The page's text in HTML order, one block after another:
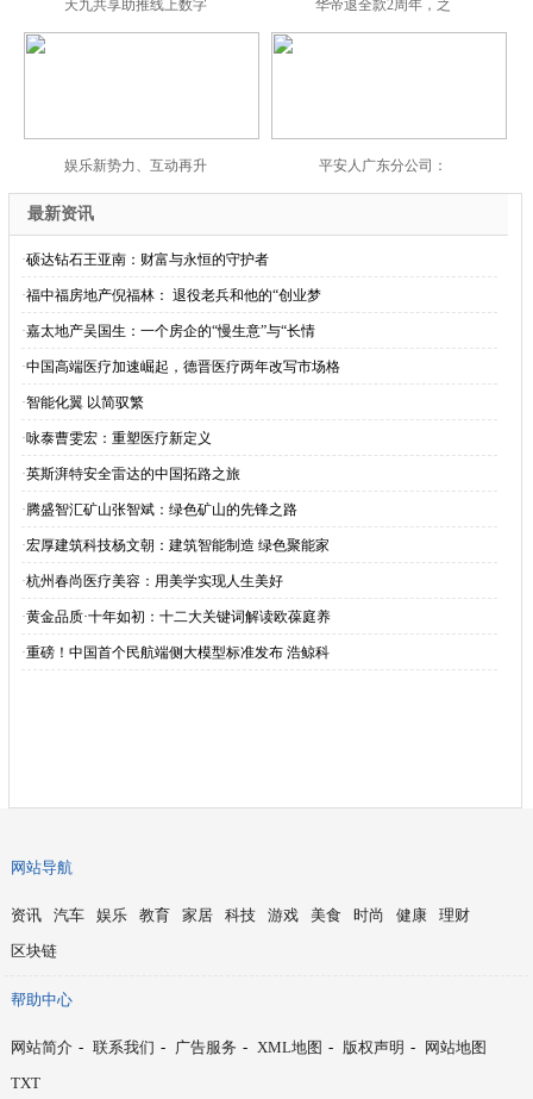
天九共享助推线上数字 华帝退全款2周年，之
娱乐新势力、互动再升 平安人广东分公司：
最新资讯
·硕达钻石王亚南：财富与永恒的守护者
·福中福房地产倪福林： 退役老兵和他的“创业梦
·嘉太地产吴国生：一个房企的“慢生意”与“长情
·中国高端医疗加速崛起，德晋医疗两年改写市场格
·智能化翼 以简驭繁
·咏泰曹雯宏：重塑医疗新定义
·英斯湃特安全雷达的中国拓路之旅
·腾盛智汇矿山张智斌：绿色矿山的先锋之路
·宏厚建筑科技杨文朝：建筑智能制造 绿色聚能家
·杭州春尚医疗美容：用美学实现人生美好
·黄金品质·十年如初：十二大关键词解读欧葆庭养
·重磅！中国首个民航端侧大模型标准发布 浩鲸科
网站导航
资讯 汽车 娱乐 教育 家居 科技 游戏 美食 时尚 健康
理财
区块链
帮助中心
网站简介 - 联系我们 - 广告服务 - XML地图 - 版权声明 -
网站地图
TXT